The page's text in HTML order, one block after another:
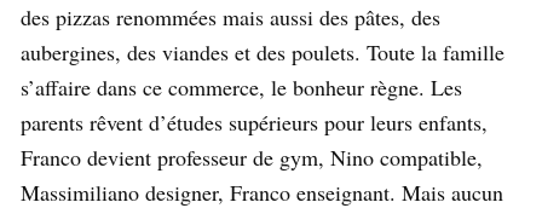
des pizzas renommées mais aussi des pâtes, des
aubergines, des viandes et des poulets. Toute la famille
s’affaire dans ce commerce, le bonheur règne. Les
parents rêvent d’études supérieurs pour leurs enfants,
Franco devient professeur de gym, Nino compatible,
Massimiliano designer, Franco enseignant. Mais aucun